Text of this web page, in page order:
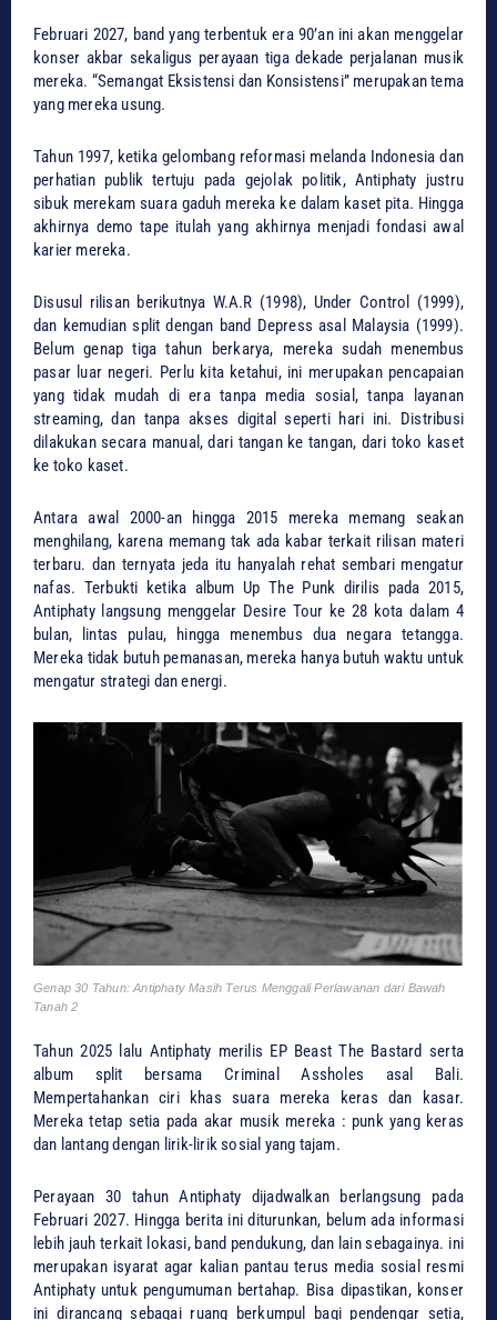
Februari 2027, band yang terbentuk era 90’an ini akan menggelar
konser akbar sekaligus perayaan tiga dekade perjalanan musik
mereka. “Semangat Eksistensi dan Konsistensi” merupakan tema
yang mereka usung.
Tahun 1997, ketika gelombang reformasi melanda Indonesia dan
perhatian publik tertuju pada gejolak politik, Antiphaty justru
sibuk merekam suara gaduh mereka ke dalam kaset pita. Hingga
akhirnya demo tape itulah yang akhirnya menjadi fondasi awal
karier mereka.
Disusul rilisan berikutnya W.A.R (1998), Under Control (1999),
dan kemudian split dengan band Depress asal Malaysia (1999).
Belum genap tiga tahun berkarya, mereka sudah menembus
pasar luar negeri. Perlu kita ketahui, ini merupakan pencapaian
yang tidak mudah di era tanpa media sosial, tanpa layanan
streaming, dan tanpa akses digital seperti hari ini. Distribusi
dilakukan secara manual, dari tangan ke tangan, dari toko kaset
ke toko kaset.
Antara awal 2000-an hingga 2015 mereka memang seakan
menghilang, karena memang tak ada kabar terkait rilisan materi
terbaru. dan ternyata jeda itu hanyalah rehat sembari mengatur
nafas. Terbukti ketika album Up The Punk dirilis pada 2015,
Antiphaty langsung menggelar Desire Tour ke 28 kota dalam 4
bulan, lintas pulau, hingga menembus dua negara tetangga.
Mereka tidak butuh pemanasan, mereka hanya butuh waktu untuk
mengatur strategi dan energi.
Genap 30 Tahun: Antiphaty Masih Terus Menggali Perlawanan dari Bawah
Tanah 2
Tahun 2025 lalu Antiphaty merilis EP Beast The Bastard serta
album split bersama Criminal Assholes asal Bali.
Mempertahankan ciri khas suara mereka keras dan kasar.
Mereka tetap setia pada akar musik mereka : punk yang keras
dan lantang dengan lirik-lirik sosial yang tajam.
Perayaan 30 tahun Antiphaty dijadwalkan berlangsung pada
Februari 2027. Hingga berita ini diturunkan, belum ada informasi
lebih jauh terkait lokasi, band pendukung, dan lain sebagainya. ini
merupakan isyarat agar kalian pantau terus media sosial resmi
Antiphaty untuk pengumuman bertahap. Bisa dipastikan, konser
ini dirancang sebagai ruang berkumpul bagi pendengar setia,